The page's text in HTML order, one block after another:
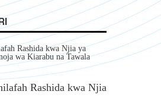
Rashida kwa Njia